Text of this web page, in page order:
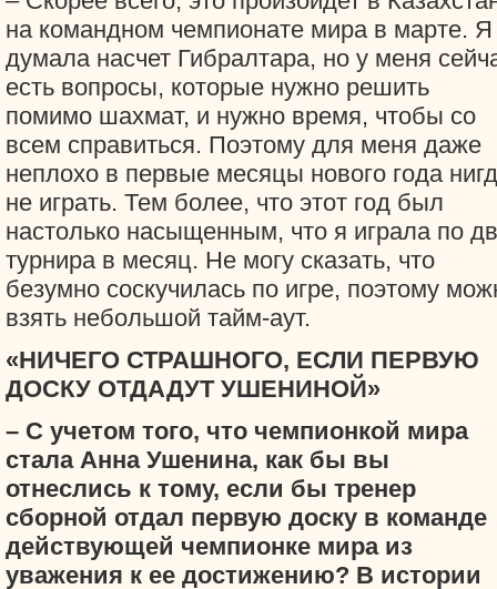
на командном чемпионате мира в марте. Я
думала насчет Гибралтара, но у меня
есть вопросы, которые нужно решить
помимо шахмат, и нужно время, чтобы со
всем справиться. Поэтому для меня даже
неплохо в первые месяцы нового года
не играть. Тем более, что этот год был
настолько насыщенным, что я играла по
турнира в месяц. Не могу сказать, что
безумно соскучилась по игре, поэтому
взять небольшой тайм-аут.
«НИЧЕГО СТРАШНОГО, ЕСЛИ ПЕРВУЮ
ДОСКУ ОТДАДУТ УШЕНИНОЙ»
– С учетом того, что чемпионкой мира
стала Анна Ушенина, как бы вы
отнеслись к тому, если бы тренер
сборной отдал первую доску в команде
действующей чемпионке мира из
уважения к ее достижению? В истории